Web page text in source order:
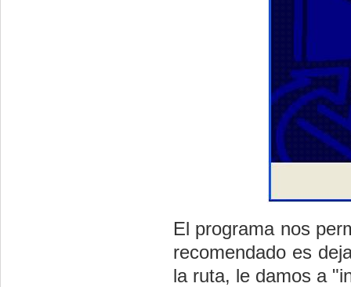
El programa nos
recomendado es
la ruta, le damos a